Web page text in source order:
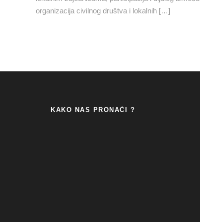
organizacija civilnog društva i lokalnih […]
KAKO NAS PRONAĆI ?